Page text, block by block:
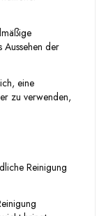
der
eine
zu verwenden,
Reinigung